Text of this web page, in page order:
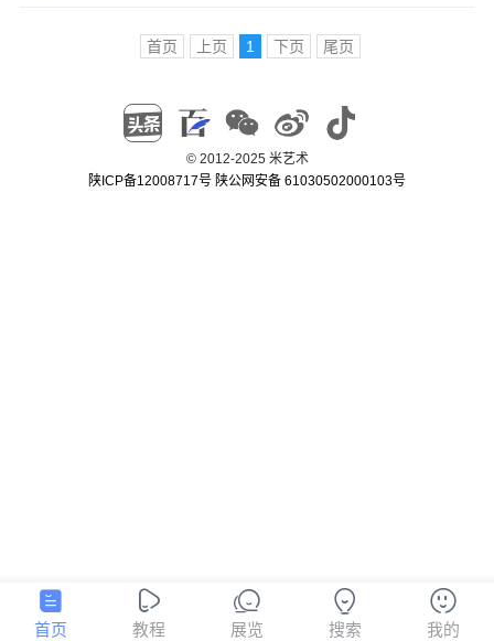
首页 上页 1 下页 尾页
© 2012-2025 米艺术
陕ICP备12008717号 陕公网安备 61030502000103号
首页 教程 展览 搜索 我的